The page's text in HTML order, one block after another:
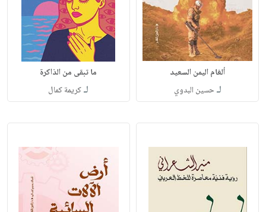
ألغام اليمن السعيد
لـحسين البدوي
ما تبقى من الذاكرة
لـكريمة كمال